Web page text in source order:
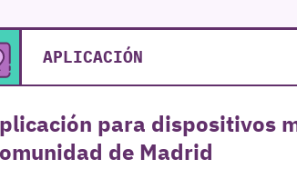
APLICACIÓN
para dispositivos
de Madrid